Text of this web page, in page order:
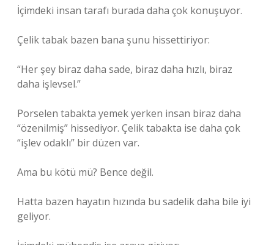
İçimdeki insan tarafı burada daha çok konuşuyor.
Çelik tabak bazen bana şunu hissettiriyor:
“Her şey biraz daha sade, biraz daha hızlı, biraz
daha işlevsel.”
Porselen tabakta yemek yerken insan biraz daha
“özenilmiş” hissediyor. Çelik tabakta ise daha çok
“işlev odaklı” bir düzen var.
Ama bu kötü mü? Bence değil.
Hatta bazen hayatın hızında bu sadelik daha bile iyi
geliyor.